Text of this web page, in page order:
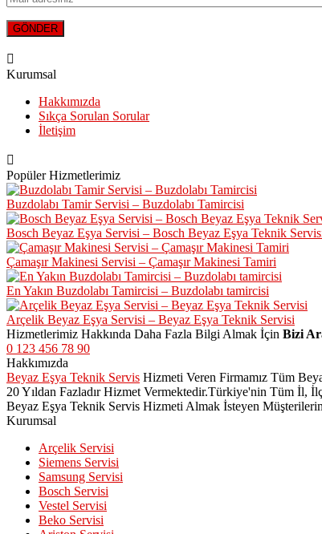
Kurumsal
Hakkımızda
Sıkça Sorulan Sorular
İletişim
Popüler Hizmetlerimiz
Buzdolabı Tamir Servisi – Buzdolabı Tamircisi
Bosch Beyaz Eşya Servisi – Bosch Beyaz Eşya Teknik
Çamaşır Makinesi Servisi – Çamaşır Makinesi Tamiri
En Yakın Buzdolabı Tamircisi – Buzdolabı tamircisi
Arçelik Beyaz Eşya Servisi – Beyaz Eşya Teknik Servisi
Hizmetlerimiz Hakkında Daha Fazla Bilgi Almak İçin Bizi
0 123 456 78 90
Hakkımızda
Beyaz Eşya Teknik Servis Hizmeti Veren Firmamız Tüm
20 Yıldan Fazladır Hizmet Vermektedir.Türkiye'nin Tüm İl,
Beyaz Eşya Teknik Servis Hizmeti Almak İsteyen
Kurumsal
Arçelik Servisi
Siemens Servisi
Samsung Servisi
Bosch Servisi
Vestel Servisi
Beko Servisi